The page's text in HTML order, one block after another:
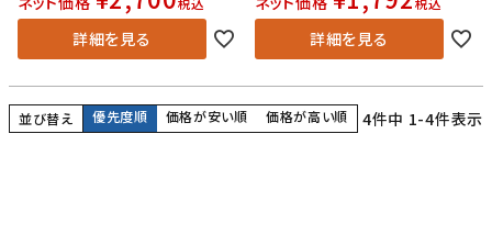
詳細を見る 詳細を見る
並び替え 優先度順 価格が安い順 価格が高い順 4件中 1-4件表示